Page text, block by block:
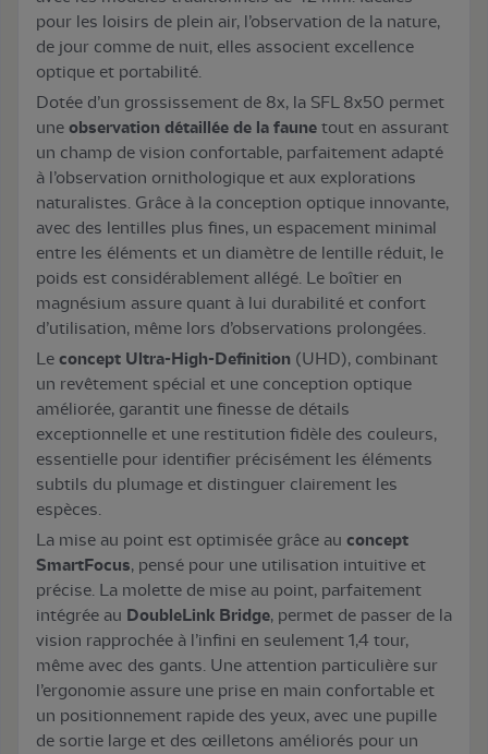
pour les loisirs de plein air, l’observation de la nature,
de jour comme de nuit, elles associent excellence
optique et portabilité.
Dotée d’un grossissement de 8x, la SFL 8x50 permet
une observation détaillée de la faune tout en assurant
un champ de vision confortable, parfaitement adapté
à l’observation ornithologique et aux explorations
naturalistes. Grâce à la conception optique innovante,
avec des lentilles plus fines, un espacement minimal
entre les éléments et un diamètre de lentille réduit, le
poids est considérablement allégé. Le boîtier en
magnésium assure quant à lui durabilité et confort
d’utilisation, même lors d’observations prolongées.
Le concept Ultra-High-Definition (UHD), combinant
un revêtement spécial et une conception optique
améliorée, garantit une finesse de détails
exceptionnelle et une restitution fidèle des couleurs,
essentielle pour identifier précisément les éléments
subtils du plumage et distinguer clairement les
espèces.
La mise au point est optimisée grâce au concept
SmartFocus, pensé pour une utilisation intuitive et
précise. La molette de mise au point, parfaitement
intégrée au DoubleLink Bridge, permet de passer de la
vision rapprochée à l’infini en seulement 1,4 tour,
même avec des gants. Une attention particulière sur
l’ergonomie assure une prise en main confortable et
un positionnement rapide des yeux, avec une pupille
de sortie large et des œilletons améliorés pour un